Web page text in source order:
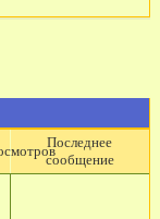
Последнее
сообщение